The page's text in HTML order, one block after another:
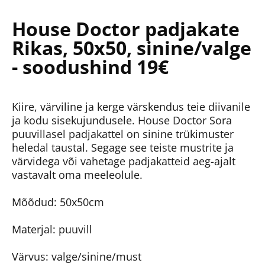
House Doctor padjakate
Rikas, 50x50, sinine/valge
- soodushind 19€
Kiire, värviline ja kerge värskendus teie diivanile
ja kodu sisekujundusele. House Doctor Sora
puuvillasel padjakattel on sinine trükimuster
heledal taustal. Segage see teiste mustrite ja
värvidega või vahetage padjakatteid aeg-ajalt
vastavalt oma meeleolule.
Mõõdud: 50x50cm
Materjal: puuvill
Värvus: valge/sinine/must